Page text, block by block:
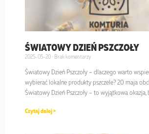
ŚWIATOWY DZIEŃ PSZCZOŁY
2025-05-20 Brak komentarzy
Światowy Dzień Pszczoły – dlaczego warto
wybierać lokalne produkty pszczele? 20 maja
Światowy Dzień Pszczoły – to wyjątkowa okazja,
Czytaj dalej >